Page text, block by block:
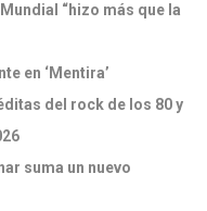
“hizo más que la
en ‘Mentira’
del rock de los 80 y
suma un nuevo